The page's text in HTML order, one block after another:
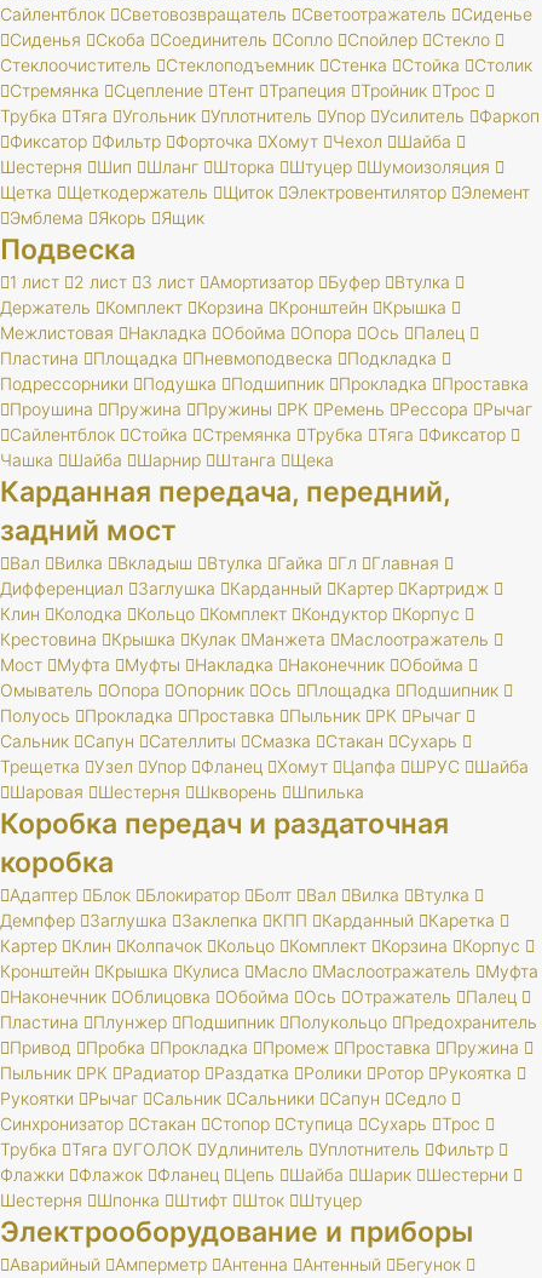
Сайлентблок
Световозвращатель Светоотражатель
Сиденье
Сиденья
Скоба Соединитель Сопло Спойлер
Стекло
Стеклоочиститель
Стеклоподъемник Стенка Стойка
Столик
Стремянка
Сцепление Тент Трапеция Тройник
Трос
Трубка
Тяга Угольник Уплотнитель Упор Усилитель
Фаркоп
Фиксатор
Фильтр Форточка Хомут Чехол
Шайба
Шестерня
Шип Шланг Шторка Штуцер
Шумоизоляция
Щетка
Щеткодержатель Щиток Электровентилятор
Элемент
Эмблема
Якорь Ящик
Подвеска
1 лист 2 лист 3 лист Амортизатор Буфер
Втулка
Держатель
Комплект Корзина Кронштейн
Крышка
Межлистовая
Накладка Обойма Опора Ось
Палец
Пластина
Площадка Пневмоподвеска
Подкладка
Подрессорники
Подушка Подшипник Прокладка
Проставка
Проушина
Пружина Пружины РК Ремень Рессора
Рычаг
Сайлентблок
Стойка Стремянка Трубка Тяга
Фиксатор
Чашка
Шайба Шарнир Штанга Щека
Карданная передача, передний,
задний мост
Вал Вилка Вкладыш Втулка Гайка Гл
Главная
Дифференциал
Заглушка Карданный Картер
Картридж
Клин
Колодка Кольцо Комплект Кондуктор
Корпус
Крестовина
Крышка Кулак Манжета
Маслоотражатель
Мост
Муфта Муфты Накладка Наконечник
Обойма
Омыватель
Опора Опорник Ось Площадка
Подшипник
Полуось
Прокладка Проставка Пыльник РК
Рычаг
Сальник
Сапун Сателлиты Смазка Стакан
Сухарь
Трещетка
Узел Упор Фланец Хомут Цапфа ШРУС
Шайба
Шаровая
Шестерня Шкворень Шпилька
Коробка передач и раздаточная
коробка
Адаптер Блок Блокиратор Болт Вал Вилка
Втулка
Демпфер
Заглушка Заклепка КПП Карданный
Каретка
Картер
Клин Колпачок Кольцо Комплект Корзина
Корпус
Кронштейн
Крышка Кулиса Масло Маслоотражатель
Муфта
Наконечник
Облицовка Обойма Ось Отражатель
Палец
Пластина
Плунжер Подшипник Полукольцо
Предохранитель
Привод
Пробка Прокладка Промеж Проставка
Пружина
Пыльник
РК Радиатор Раздатка Ролики Ротор
Рукоятка
Рукоятки
Рычаг Сальник Сальники Сапун
Седло
Синхронизатор
Стакан Стопор Ступица Сухарь
Трос
Трубка
Тяга УГОЛОК Удлинитель Уплотнитель
Фильтр
Флажки
Флажок Фланец Цепь Шайба Шарик
Шестерни
Шестерня
Шпонка Штифт Шток Штуцер
Электрооборудование и приборы
Аварийный Амперметр Антенна Антенный
Бегунок